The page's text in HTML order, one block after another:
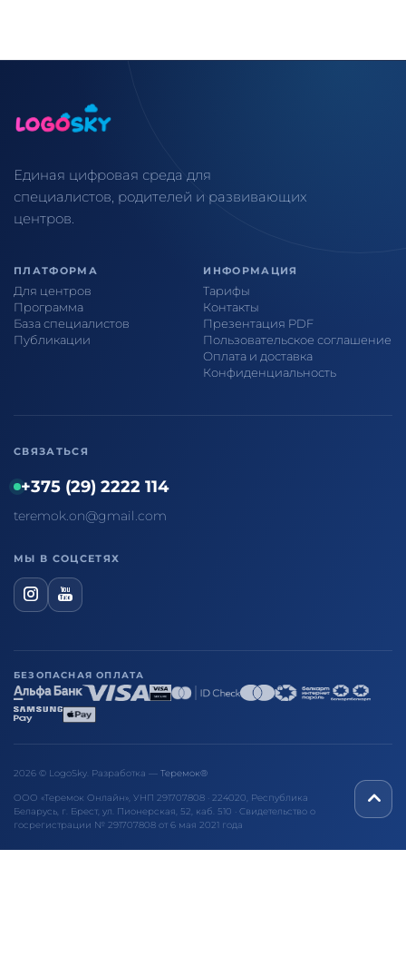
Единая цифровая среда для
специалистов, родителей и развивающих
центров.
ПЛАТФОРМА
Для центров
Программа
База специалистов
Публикации
ИНФОРМАЦИЯ
Тарифы
Контакты
Презентация PDF
Пользовательское соглашение
Оплата и доставка
Конфиденциальность
СВЯЗАТЬСЯ
+375 (29) 2222 114
teremok.on@gmail.com
МЫ В СОЦСЕТЯХ
БЕЗОПАСНАЯ ОПЛАТА
2026 © LogoSky. Разработка — Теремок®
ООО «Теремок Онлайн», УНП 291707808 · 224020, Республика
Беларусь, г. Брест, ул. Пионерская, 52, каб. 510 · Свидетельство о
госрегистрации № 291707808 от 6 мая 2021 года